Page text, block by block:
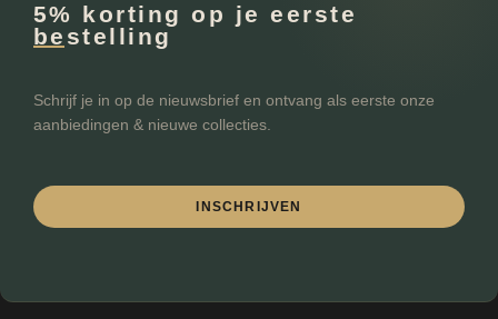
FILTEREN
5% korting op je eerste
bestelling
Schrijf je in op de nieuwsbrief en ontvang als eerste onze
aanbiedingen & nieuwe collecties.
INSCHRIJVEN